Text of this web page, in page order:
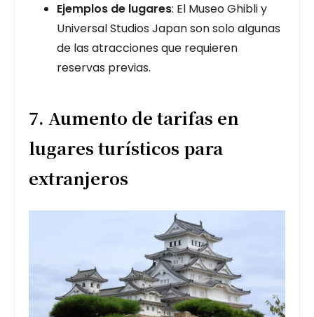
Ejemplos de lugares: El Museo Ghibli y
Universal Studios Japan son solo algunas
de las atracciones que requieren
reservas previas.
7. Aumento de tarifas en
lugares turísticos para
extranjeros